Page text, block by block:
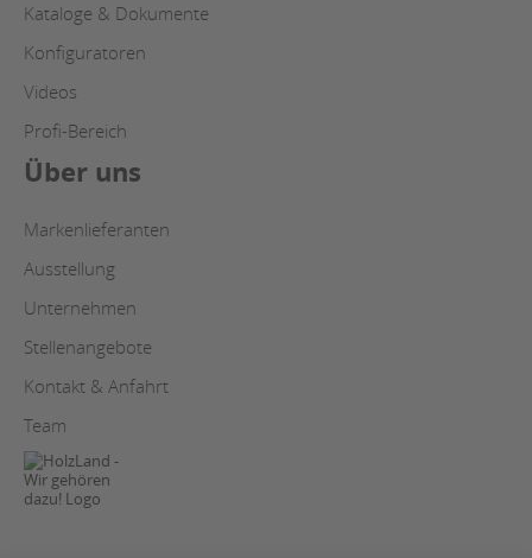
Kataloge & Dokumente
Konfiguratoren
Videos
Profi-Bereich
Über uns
Markenlieferanten
Ausstellung
Unternehmen
Stellenangebote
Kontakt & Anfahrt
Team